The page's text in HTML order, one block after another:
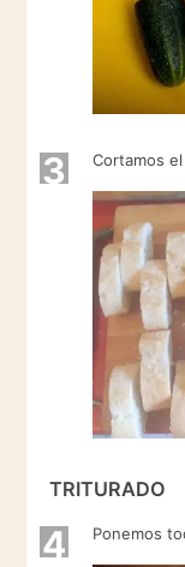
3 Cortamos
TRITURADO
4 Ponemos